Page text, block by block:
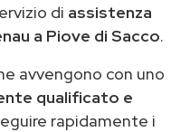
di assistenza
a Piove di Sacco.
avvengono con uno
qualificato e
rapidamente i